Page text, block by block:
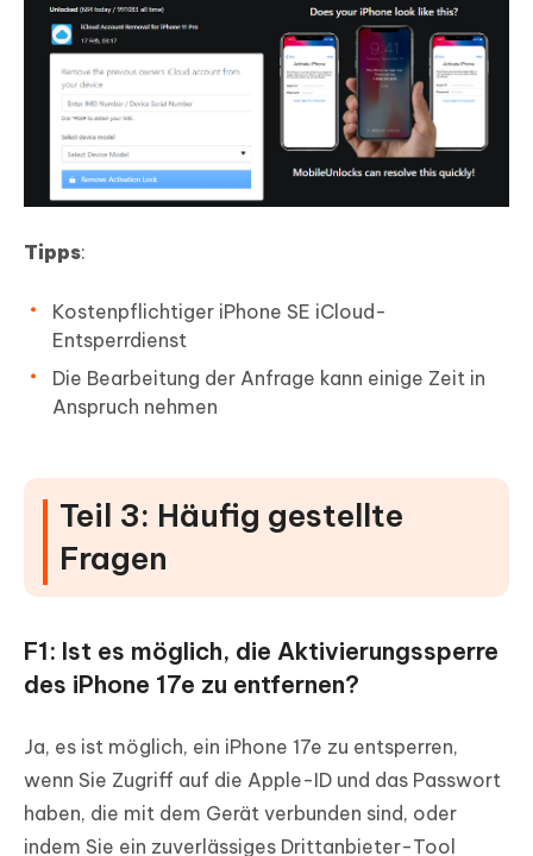
Tipps:
Kostenpflichtiger iPhone SE iCloud-
Entsperrdienst
Die Bearbeitung der Anfrage kann einige Zeit in
Anspruch nehmen
Teil 3: Häufig gestellte
Fragen
F1: Ist es möglich, die Aktivierungssperre
des iPhone 17e zu entfernen?
Ja, es ist möglich, ein iPhone 17e zu entsperren,
wenn Sie Zugriff auf die Apple-ID und das Passwort
haben, die mit dem Gerät verbunden sind, oder
indem Sie ein zuverlässiges Drittanbieter-Tool